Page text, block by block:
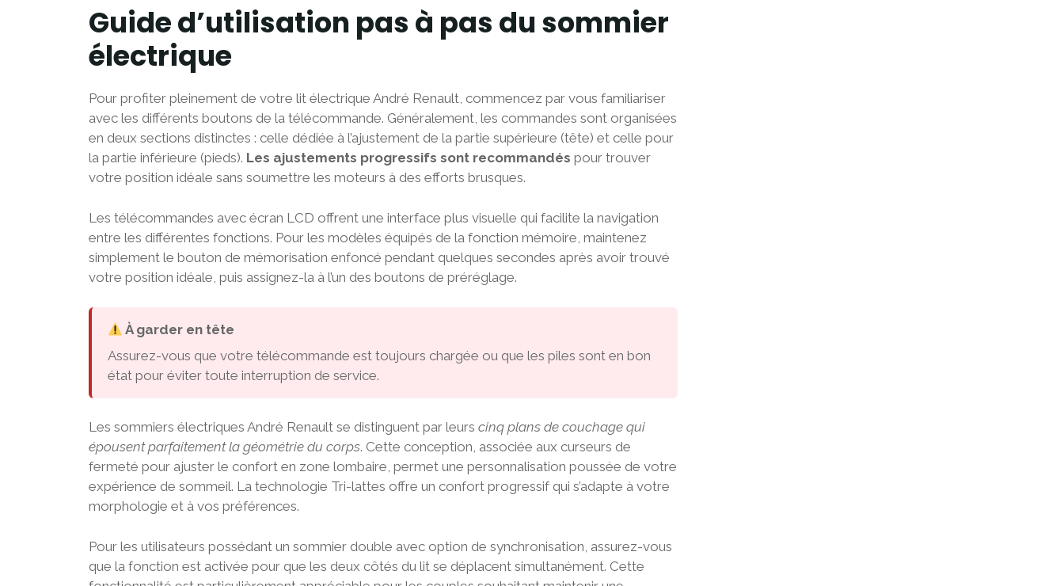
Guide d’utilisation pas à pas du sommier
électrique
Pour profiter pleinement de votre lit électrique André Renault, commencez par vous familiariser
avec les différents boutons de la télécommande. Généralement, les commandes sont organisées
en deux sections distinctes : celle dédiée à l’ajustement de la partie supérieure (tête) et celle pour
la partie inférieure (pieds). Les ajustements progressifs sont recommandés pour trouver
votre position idéale sans soumettre les moteurs à des efforts brusques.
Les télécommandes avec écran LCD offrent une interface plus visuelle qui facilite la navigation
entre les différentes fonctions. Pour les modèles équipés de la fonction mémoire, maintenez
simplement le bouton de mémorisation enfoncé pendant quelques secondes après avoir trouvé
votre position idéale, puis assignez-la à l’un des boutons de préréglage.
À garder en tête
Assurez-vous que votre télécommande est toujours chargée ou que les piles sont en bon
état pour éviter toute interruption de service.
Les sommiers électriques André Renault se distinguent par leurs cinq plans de couchage qui
épousent parfaitement la géométrie du corps. Cette conception, associée aux curseurs de
fermeté pour ajuster le confort en zone lombaire, permet une personnalisation poussée de votre
expérience de sommeil. La technologie Tri-lattes offre un confort progressif qui s’adapte à votre
morphologie et à vos préférences.
Pour les utilisateurs possédant un sommier double avec option de synchronisation, assurez-vous
que la fonction est activée pour que les deux côtés du lit se déplacent simultanément. Cette